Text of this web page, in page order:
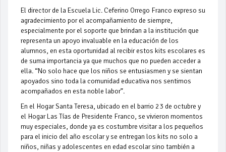
El director de la Escuela Lic. Ceferino Orrego Franco expreso su
agradecimiento por el acompañamiento de siempre,
especialmente por el soporte que brindan a la institución que
representa un apoyo invaluable en la educación de los
alumnos, en esta oportunidad al recibir estos kits escolares es
de suma importancia ya que muchos que no pueden acceder a
ella. “No solo hace que los niños se entusiasmen y se sientan
apoyados sino toda la comunidad educativa nos sentimos
acompañados en esta noble labor”.
En el Hogar Santa Teresa, ubicado en el barrio 23 de octubre y
el Hogar Las Tías de Presidente Franco, se vivieron momentos
muy especiales, donde ya es costumbre visitar a los pequeños
para el inicio del año escolar y se entregan los kits no solo a
niños, niñas y adolescentes en edad escolar sino también a